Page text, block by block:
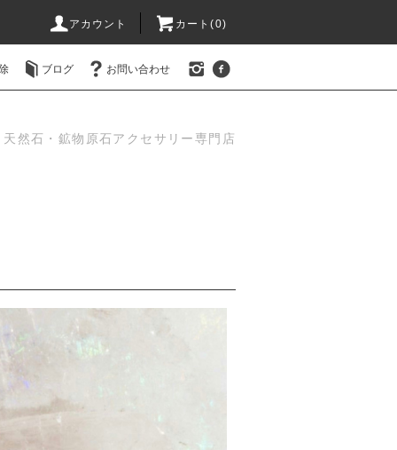
アカウント カート(0)
ブログ お問い合わせ
天然石・鉱物原石アクセサリー専門店